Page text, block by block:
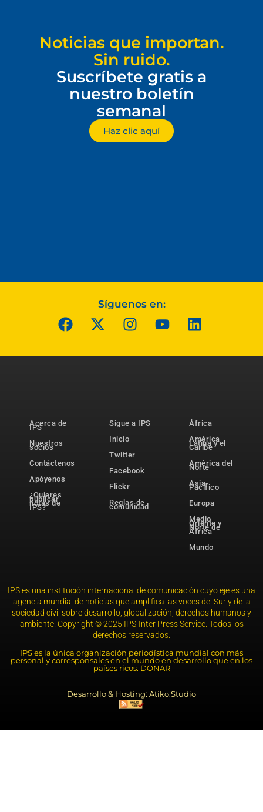
Noticias que importan.
Sin ruido.
Suscríbete gratis a
nuestro boletín
semanal
Haz clic aquí
Síguenos en:
Acerca de
IPS
Nuestros
socios
Contáctenos
Apóyenos
¿Quieres
publicar
notas de
IPS?
Sigue a IPS
Inicio
Twitter
Facebook
Flickr
Reglas de
comunidad
África
América
Latina y el
Caribe
América del
Norte
Asia-
Pacífico
Europa
Medio
Oriente y
Norte de
África
Mundo
IPS es una institución internacional de comunicación cuyo eje es una
agencia mundial de noticias que amplifica las voces del Sur y de la
sociedad civil sobre desarrollo, globalización, derechos humanos y
ambiente. Copyright © 2025 IPS-Inter Press Service. Todos los
derechos reservados.
IPS es la única organización periodística mundial con más
personal y corresponsales en el mundo en desarrollo que en los
países ricos. DONAR
Desarrollo & Hosting: Atiko.Studio